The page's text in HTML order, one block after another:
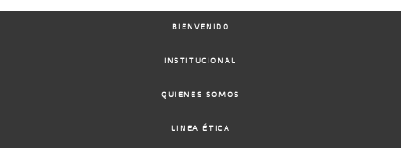
BIENVENIDO
INSTITUCIONAL
QUIENES SOMOS
LINEA ÉTICA